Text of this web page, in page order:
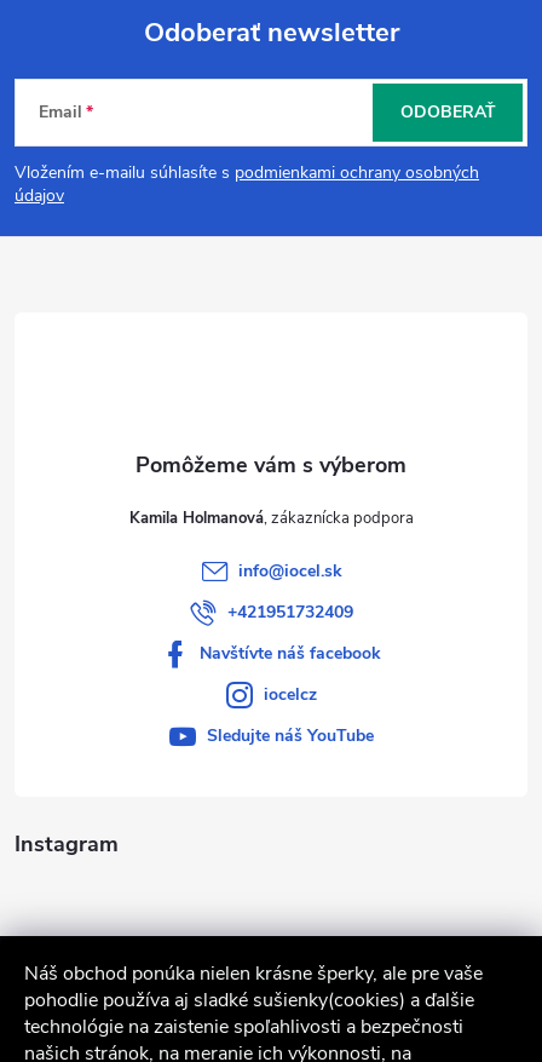
Náš obchod ponúka nielen krásne šperky, ale pre vaše
pohodlie používa aj sladké sušienky(cookies) a ďalšie
technológie na zaistenie spoľahlivosti a bezpečnosti
našich stránok, na meranie ich výkonnosti, na
Z
á
p
Odoberať newsletter
Email
Vložením e-mailu súhlasíte s podmienkami ochrany osobných
údajov
ODOBERAŤ
Instagram
Kamila Holmanová
info@iocel.sk
+421951732409
Navštívte náš facebook
iocelcz
Sledujte náš YouTube